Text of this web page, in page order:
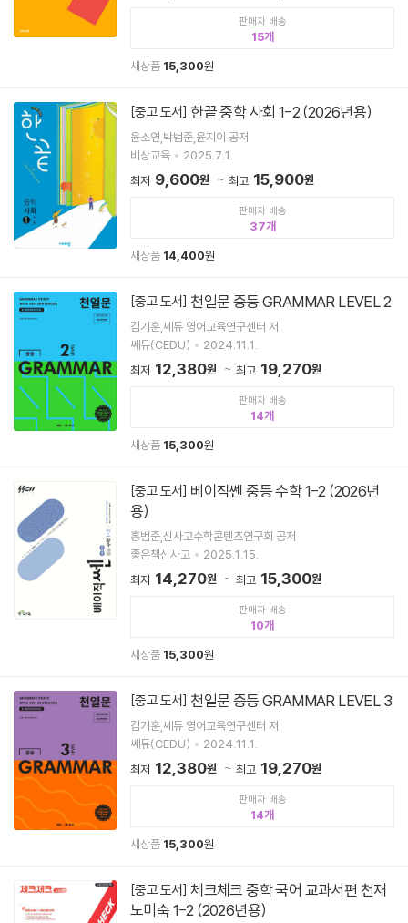
판매자 배송
15
새상품 15,300원
[중고 도서] 한끝 중학 사회 1-2 (2026년용)
윤소연,박범준,윤지이 공저
비상교육
2025.7.1.
최저 9,600원 최고 15,900원
판매자 배송
37
새상품 14,400원
[중고 도서] 천일문 중등 GRAMMAR LEVEL 2
김기훈,쎄듀 영어교육연구센터 저
쎄듀(CEDU)
2024.11.1.
최저 12,380원 최고 19,270원
판매자 배송
14
새상품 15,300원
[중고 도서]
용)
홍범준,신사고수학콘텐츠연구회 공저
좋은책신사고
2025.1.15.
최저 14,270원 최고 15,300원
판매자 배송
10
새상품 15,300원
[중고 도서] 천일문 중등 GRAMMAR LEVEL 3
김기훈,쎄듀 영어교육연구센터 저
쎄듀(CEDU)
2024.11.1.
최저 12,380원 최고 19,270원
판매자 배송
14
새상품 15,300원
[중고 도서]
노미숙 1-2 (2026년용)